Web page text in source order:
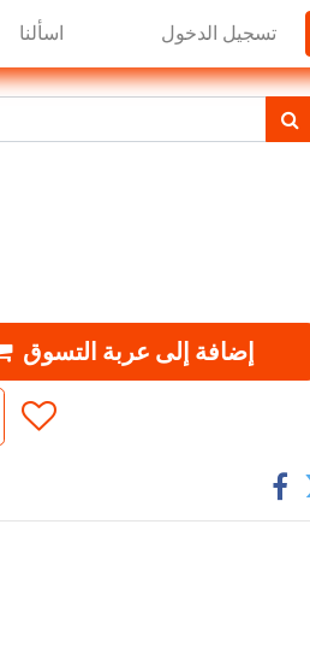
اسألنا تسجيل الدخول
إضافة إلى عربة التسوق